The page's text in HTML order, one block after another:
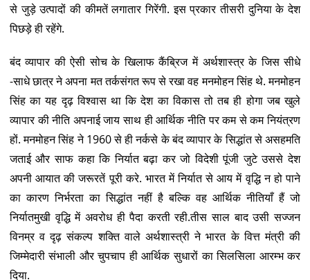
से जुड़े उत्पादों की कीमतें लगातार गिरेंगी. इस प्रकार तीसरी दुनिया के देश
पिछड़े ही रहेंगे.
बंद व्यापार की ऐसी सोच के खिलाफ कैंब्रिज में अर्थशास्त्र के जिस सीधे
-साधे छात्र ने अपना मत तर्कसंगत रूप से रखा वह मनमोहन सिंह थे. मनमोहन
सिंह का यह दृढ़ विश्वास था कि देश का विकास तो तब ही होगा जब खुले
व्यापार की नीति अपनाई जाय साथ ही आर्थिक नीति पर कम से कम नियंत्रण
हों. मनमोहन सिंह ने 1960 से ही नर्कसे के बंद व्यापार के सिद्धांत से असहमति
जताई और साफ कहा कि निर्यात बढ़ा कर जो विदेशी पूंजी जुटे उससे देश
अपनी आयात की जरूरतें पूरी करे. भारत में निर्यात से आय में वृद्धि न हो पाने
का कारण निर्भरता का सिद्धांत नहीं है बल्कि वह आर्थिक नीतियाँ हैं जो
निर्यातमुखी वृद्धि में अवरोध ही पैदा करती रही.तीस साल बाद उसी सज्जन
विनम्र व दृढ़ संकल्प शक्ति वाले अर्थशास्त्री ने भारत के वित्त मंत्री की
जिम्मेदारी संभाली और चुपचाप ही आर्थिक सुधारों का सिलसिला आरम्भ कर
दिया.